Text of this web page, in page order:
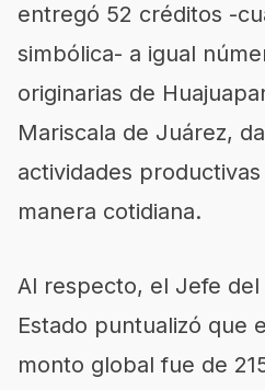
entregó 52 créditos -
simbólica- a igual
originarias de
Mariscala de Juárez,
actividades
manera cotidiana.
Al respecto, el Jefe
Estado puntualizó que
monto global fue de